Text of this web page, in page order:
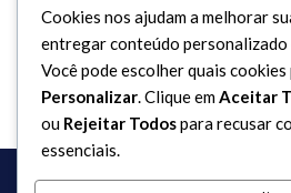
Downloads
Cookies nos ajudam a melhorar
entregar conteúdo
Você pode escolher quais
Personalizar. Clique emAceitar
ou Rejeitar Todospara recusar
essenciais.